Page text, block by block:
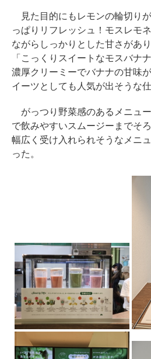
見た目的にもレモンの輪切り
っぱりリフレッシュ！モスレモ
ながらしっかりとした甘さがあ
「こっくりスイートなモスバナ
濃厚クリーミーでバナナの甘味
イーツとしても人気が出そうな仕
がっつり野菜感のあるメニュ
で飲みやすいスムージーまでそ
幅広く受け入れられそうなメニ
った。